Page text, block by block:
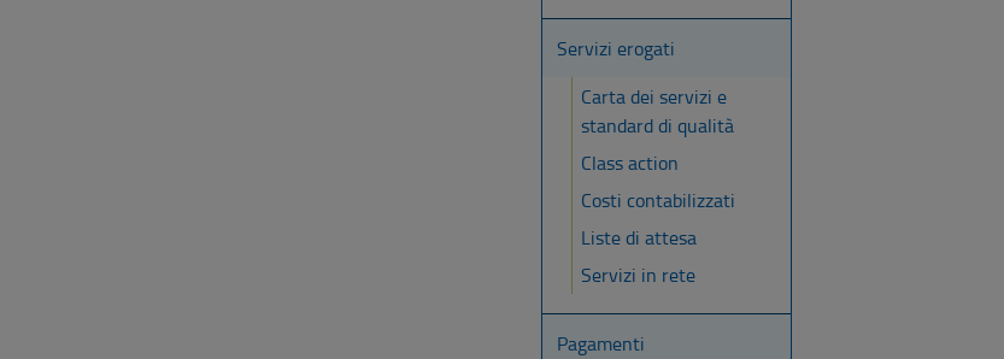
Servizi erogati
Carta dei servizi e
standard di qualità
Class action
Costi contabilizzati
Liste di attesa
Servizi in rete
Pagamenti